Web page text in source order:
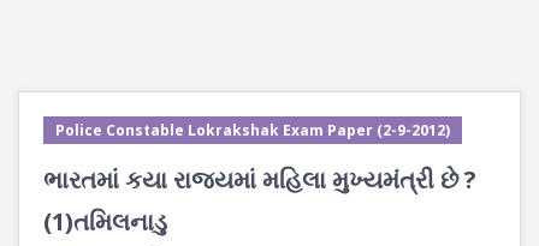
Police Constable Lokrakshak Exam Paper (2-9-2012)
ભારતમાં કયા રાજ્યમાં મહિલા મુખ્યમંત્રી છે ?
(1)તમિલનાડુ